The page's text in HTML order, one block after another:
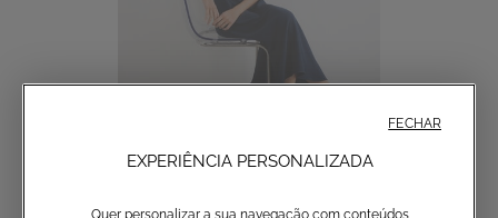
SALDOS
EXPERIÊNCIA PERSONALIZADA
Quer personalizar a sua navegação com conteúdos
FECHAR